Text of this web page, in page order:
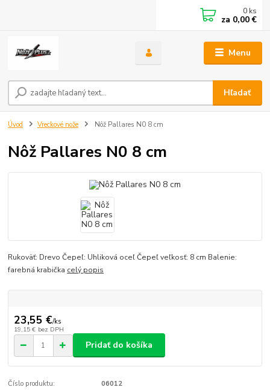
Menu
Hľadať
0 ks
za 0,00 €
Úvod Vreckové nože Nôž Pallares N0 8 cm
Nôž Pallares N0 8 cm
Rukoväť: Drevo Čepeľ: Uhliková oceľ Čepeľ veľkosť: 8 cm Balenie:
farebná krabička celý popis
23,55 €/ks
19,15 € bez DPH
Pridať do košíka
Číslo produktu: 06012